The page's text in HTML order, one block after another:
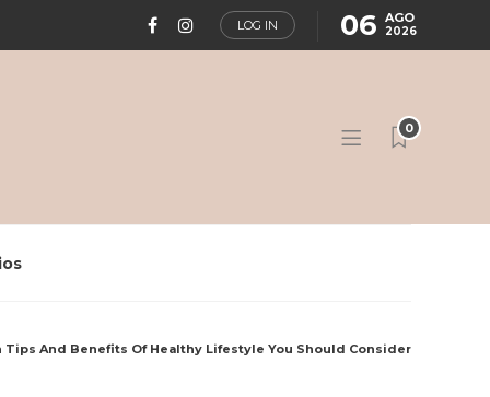
LOG IN 06 AGO
2026
0
Tips And Benefits Of Healthy Lifestyle You Should Consider